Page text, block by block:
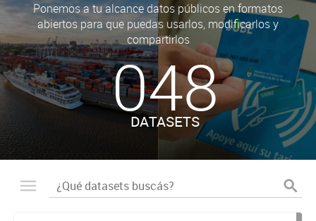
Ponemos a tu alcance datos públicos en formatos
abiertos para que puedas usarlos, modificarlos y
compartirlos
048
DATASETS